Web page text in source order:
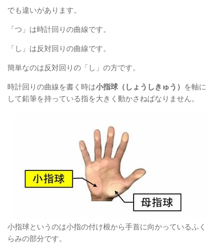
でも違いがあります。
「つ」は時計回りの曲線です。
「し」は反対回りの曲線です。
簡単なのは反対回りの「し」の方です。
時計回りの曲線を書く時は小指球（しょうしきゅう） を軸に
して鉛筆を持っている指を大きく動かさねばなりません。
小指球というのは小指の付け根から手首に向かっているふく
らみの部分です。